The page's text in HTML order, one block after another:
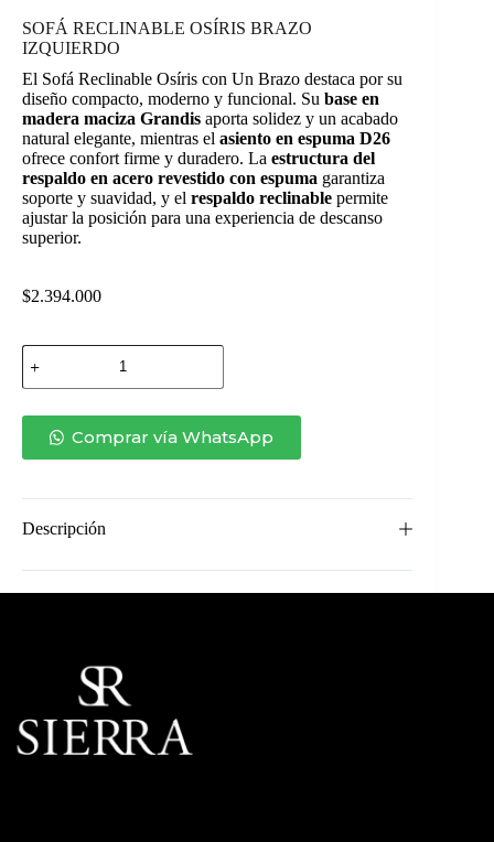
SOFÁ RECLINABLE OSÍRIS BRAZO
IZQUIERDO
El Sofá Reclinable Osíris con Un Brazo destaca por su
diseño compacto, moderno y funcional. Su base en
madera maciza Grandis aporta solidez y un acabado
natural elegante, mientras el asiento en espuma D26
ofrece confort firme y duradero. La estructura del
respaldo en acero revestido con espuma garantiza
soporte y suavidad, y el respaldo reclinable permite
ajustar la posición para una experiencia de descanso
superior.
$2.394.000
SOFÁ
RECLINABLE
OSÍRIS
IZQUIERDO
cantidadComprar vía WhatsApp
Descripción